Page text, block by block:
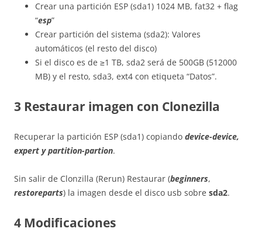
Crear una partición ESP (sda1) 1024 MB, fat32 + flag
“esp”
Crear partición del sistema (sda2): Valores
automáticos (el resto del disco)
Si el disco es de ≥1 TB, sda2 será de 500GB (512000
MB) y el resto, sda3, ext4 con etiqueta “Datos”.
3 Restaurar imagen con Clonezilla
Recuperar la partición ESP (sda1) copiando device-device,
expert y partition-partion.
Sin salir de Clonzilla (Rerun) Restaurar (beginners,
restoreparts) la imagen desde el disco usb sobre sda2.
4 Modificaciones